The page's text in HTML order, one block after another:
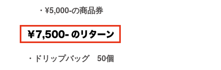
・¥5,000-の商品券
・ドリップバッグ 50個